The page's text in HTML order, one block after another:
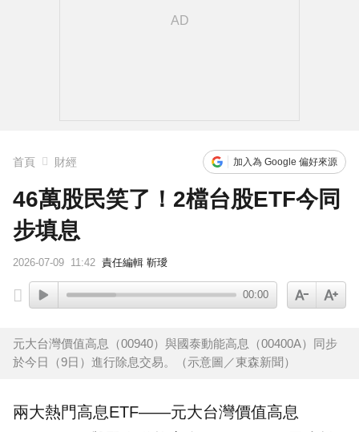
首頁 財經 加入為 Google 偏好來源
46萬股民笑了！2檔台股ETF今同
步填息
2026-07-09 11:42 責任編輯 靳璦
00:00
元大台灣價值高息（00940）與國泰動能高息（00400A）同步
於今日（9日）進行除息交易。（示意圖／東森新聞）
兩大熱門高息ETF——元大台灣價值高息